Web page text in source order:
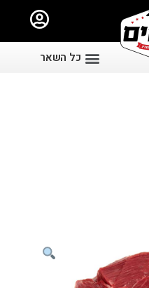
כל השאר